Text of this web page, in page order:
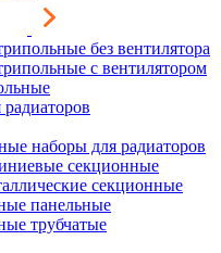
без вентилятора
с вентилятором
наборы для радиаторов
секционные
секционные
панельные
трубчатые